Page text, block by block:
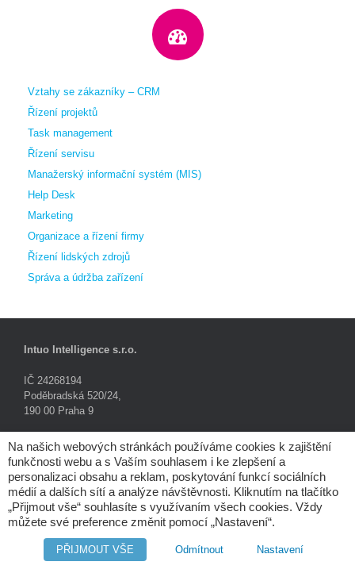
Vztahy se zákazníky – CRM
Řízení projektů
Task management
Řízení servisu
Manažerský informační systém (MIS)
Help Desk
Marketing
Organizace a řízení firmy
Řízení lidských zdrojů
Správa a údržba zařízení
Intuo Intelligence s.r.o.
IČ 24268194
Poděbradská 520/24,
190 00 Praha 9
Tel.: +420 281 090 141
E-mail: info@intuo.cz
Digital Resources a.s.
IČ 25141996
Na našich webových stránkách používáme cookies k zajištění
funkčnosti webu a s Vaším souhlasem i ke zlepšení a
personalizaci obsahu a reklam, poskytování funkcí sociálních
médií a dalších sítí a analýze návštěvnosti. Kliknutím na tlačítko
„Přijmout vše“ souhlasíte s využívaním všech cookies. Vždy
můžete své preference změnit pomocí „Nastavení“.
PŘIJMOUT VŠE Odmítnout Nastavení